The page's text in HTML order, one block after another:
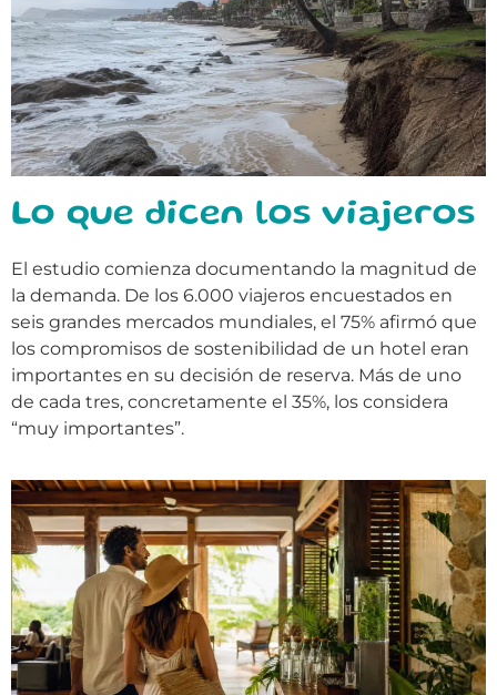
Lo que dicen los viajeros
El estudio comienza documentando la magnitud de
la demanda. De los 6.000 viajeros encuestados en
seis grandes mercados mundiales, el 75% afirmó que
los compromisos de sostenibilidad de un hotel eran
importantes en su decisión de reserva. Más de uno
de cada tres, concretamente el 35%, los considera
“muy importantes”.